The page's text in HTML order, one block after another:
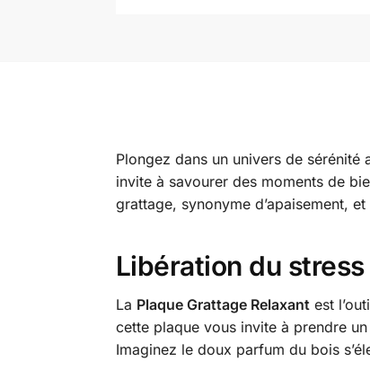
Plongez dans un univers de sérénité
invite à savourer des moments de
grattage, synonyme d’apaisement,
Libération du
La Plaque Grattage Relaxantest
cette plaque vous invite à prendre
Imaginez le doux parfum du bois